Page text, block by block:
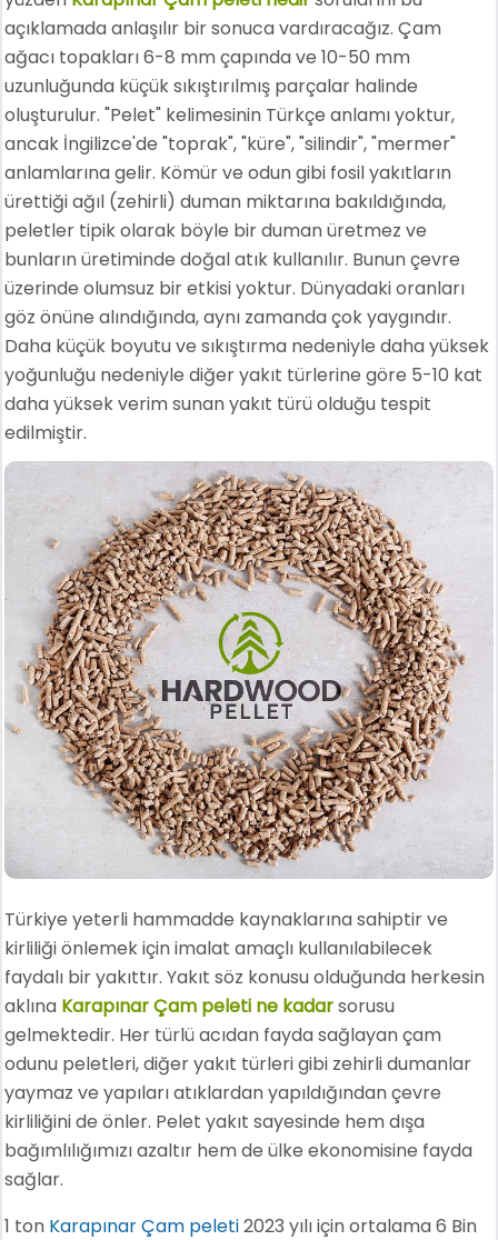
açıklamada anlaşılır bir sonuca vardıracağız. Çam
ağacı topakları 6-8 mm çapında ve 10-50 mm
uzunluğunda küçük sıkıştırılmış parçalar halinde
oluşturulur. "Pelet" kelimesinin Türkçe anlamı yoktur,
ancak İngilizce'de "toprak", "küre", "silindir", "mermer"
anlamlarına gelir. Kömür ve odun gibi fosil yakıtların
ürettiği ağıl (zehirli) duman miktarına bakıldığında,
peletler tipik olarak böyle bir duman üretmez ve
bunların üretiminde doğal atık kullanılır. Bunun çevre
üzerinde olumsuz bir etkisi yoktur. Dünyadaki oranları
göz önüne alındığında, aynı zamanda çok yaygındır.
Daha küçük boyutu ve sıkıştırma nedeniyle daha yüksek
yoğunluğu nedeniyle diğer yakıt türlerine göre 5-10 kat
daha yüksek verim sunan yakıt türü olduğu tespit
edilmiştir.
Türkiye yeterli hammadde kaynaklarına sahiptir ve
kirliliği önlemek için imalat amaçlı kullanılabilecek
faydalı bir yakıttır. Yakıt söz konusu olduğunda herkesin
aklına Karapınar Çam peleti ne kadarsorusu
gelmektedir. Her türlü acıdan fayda sağlayan çam
odunu peletleri, diğer yakıt türleri gibi zehirli dumanlar
yaymaz ve yapıları atıklardan yapıldığından çevre
kirliliğini de önler. Pelet yakıt sayesinde hem dışa
bağımlılığımızı azaltır hem de ülke ekonomisine fayda
sağlar.
1 ton Karapınar Çam peleti2023 yılı için ortalama 6 Bin